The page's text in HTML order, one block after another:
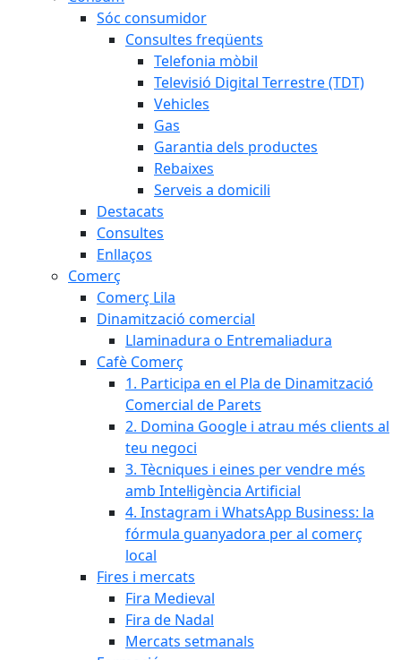
Sóc consumidor
Consultes freqüents
Telefonia mòbil
Televisió Digital Terrestre (TDT)
Vehicles
Gas
Garantia dels productes
Rebaixes
Serveis a domicili
Destacats
Consultes
Enllaços
Comerç
Comerç Lila
Dinamització comercial
Llaminadura o Entremaliadura
Cafè Comerç
1. Participa en el Pla de Dinamització
Comercial de Parets
2. Domina Google i atrau més clients al
teu negoci
3. Tècniques i eines per vendre més
amb Intel·ligència Artificial
4. Instagram i WhatsApp Business: la
fórmula guanyadora per al comerç
local
Fires i mercats
Fira Medieval
Fira de Nadal
Mercats setmanals